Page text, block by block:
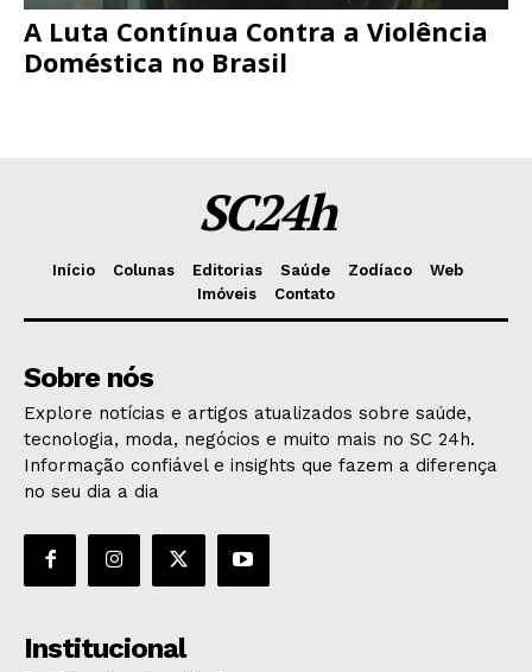
A Luta Contínua Contra a Violência
Doméstica no Brasil
SC24h
Início Colunas Editorias Saúde Zodíaco
Web
Imóveis
Contato
Sobre nós
Explore notícias e artigos atualizados sobre saúde,
tecnologia, moda, negócios e muito mais no SC 24h.
Informação confiável e insights que fazem a diferença
no seu dia a dia
Institucional